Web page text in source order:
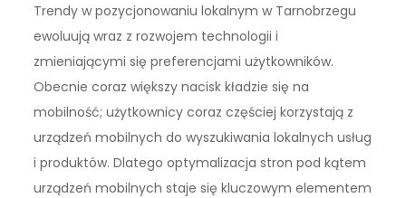
Trendy w pozycjonowaniu lokalnym w Tarnobrzegu
ewoluują wraz z rozwojem technologii i
zmieniającymi się preferencjami użytkowników.
Obecnie coraz większy nacisk kładzie się na
mobilność; użytkownicy coraz częściej korzystają z
urządzeń mobilnych do wyszukiwania lokalnych usług
i produktów. Dlatego optymalizacja stron pod kątem
urządzeń mobilnych staje się kluczowym elementem